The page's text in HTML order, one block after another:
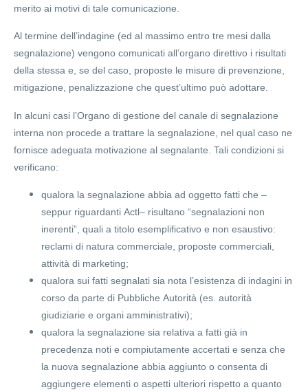
merito ai motivi di tale comunicazione.
Al termine dell’indagine (ed al massimo entro tre mesi dalla
segnalazione) vengono comunicati all’organo direttivo i risultati
della stessa e, se del caso, proposte le misure di prevenzione,
mitigazione, penalizzazione che quest’ultimo può adottare.
In alcuni casi l’Organo di gestione del canale di segnalazione
interna non procede a trattare la segnalazione, nel qual caso ne
fornisce adeguata motivazione al segnalante. Tali condizioni si
verificano:
qualora la segnalazione abbia ad oggetto fatti che –
seppur riguardanti Actl– risultano “segnalazioni non
inerenti”, quali a titolo esemplificativo e non esaustivo:
reclami di natura commerciale, proposte commerciali,
attività di marketing;
qualora sui fatti segnalati sia nota l’esistenza di indagini in
corso da parte di Pubbliche Autorità (es. autorità
giudiziarie e organi amministrativi);
qualora la segnalazione sia relativa a fatti già in
precedenza noti e compiutamente accertati e senza che
la nuova segnalazione abbia aggiunto o consenta di
aggiungere elementi o aspetti ulteriori rispetto a quanto